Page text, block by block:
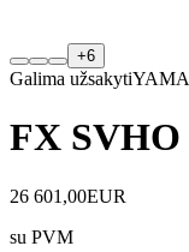
+6
Galima užsakyti
FX SVHO
26 601,00EUR
su PVM